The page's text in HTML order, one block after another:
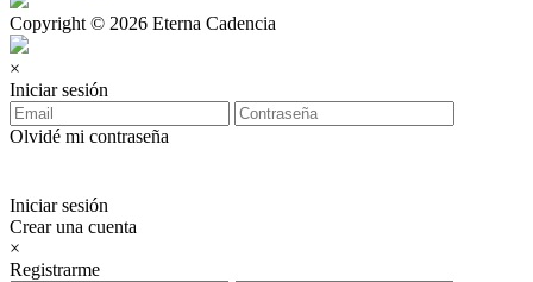
Copyright © 2026 Eterna Cadencia
×
Iniciar sesión
Olvidé mi contraseña
Iniciar sesión
Crear una cuenta
×
Registrarme